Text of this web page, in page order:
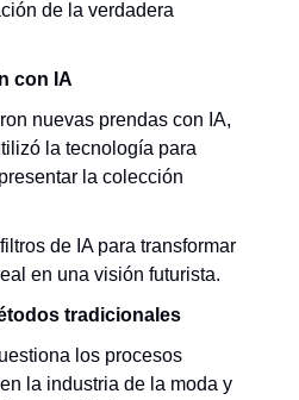
de la verdadera
con IA
nuevas prendas con IA,
la tecnología para
la colección
de IA para transformar
en una visión futurista.
tradicionales
los procesos
la industria de la moda y